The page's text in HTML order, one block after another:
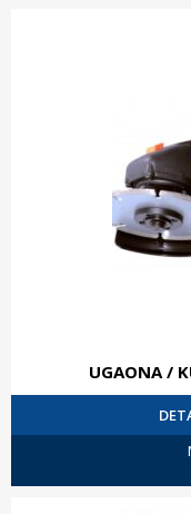
UGAONA /